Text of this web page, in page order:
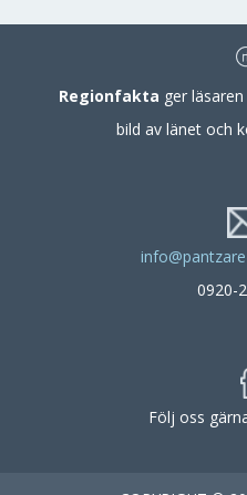
Regionfakta ger
bild av länet och
0920-
Följ oss